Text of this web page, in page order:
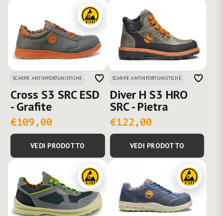
SCARPE ANTINFORTUNISTICHE
Cross S3 SRC ESD
- Grafite
€109,00
VEDI PRODOTTO
SCARPE ANTINFORTUNISTICHE
Diver H S3 HRO
SRC - Pietra
€122,00
VEDI PRODOTTO